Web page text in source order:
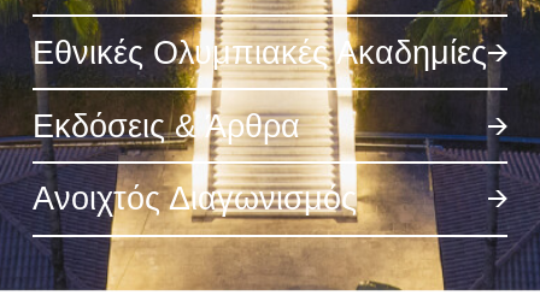
Εθνικές Ολυμπιακές Ακαδημίες
Εκδόσεις & Άρθρα
Ανοιχτός Διαγωνισμός